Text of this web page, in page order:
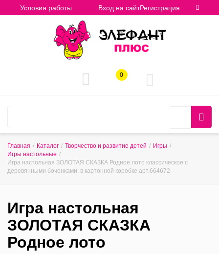
Условия работы Вход на сайтРегистрация
0
Главная / Каталог / Творчество и развитие детей / Игры /
Игры настольные /
Игра настольная ЗОЛОТАЯ СКАЗКА Родное лото классическое с
деревянными бочонками, в картонной коробке арт.664672
Игра настольная
ЗОЛОТАЯ СКАЗКА
Родное лото